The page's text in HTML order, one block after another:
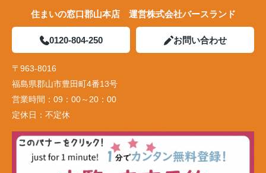
住まいの窓口郡山本店 運営株式会社バースランド
0120-804-250 お問い合わせ
〒963-8016
福島県郡山市豊田町4番13号
営業時間： 09：00～20：00
定休日： 不定休